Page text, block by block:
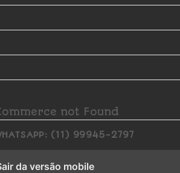
not Found
(11) 99945-2797
da versão mobile